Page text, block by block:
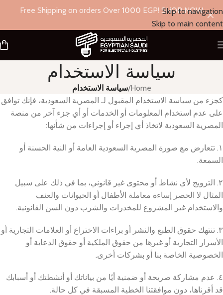
Skip to navigation
Skip to main content
Free Shipping on orders Over 1000 EGP! SHOP NOW
سياسة الاستخدام
Home
/سياسة الاستخدام
كجزء من سياسة الاستخدام المقبول لـ المصرية السعودية، فإنك توافق
على عدم استخدام المعلومات أو الخدمات أو أي جزء آخر من منصة
المصرية السعودية لاتخاذ أي إجراء أو إجراءات من شأنها:
١. تتعارض مع صورة المصرية السعودية العامة أو النية الحسنة أو
السمعة.
٢. الترويج لأي نشاط أو محتوى غير قانوني، بما في ذلك على سبيل
المثال لا الحصر إساءة معاملة الأطفال أو الحيوانات والعنف
والاستخدام غير المشروع للمخدرات والشرب دون السن القانونية.
٣. تنتهك حقوق الطبع والنشر أو براءات الاختراع أو العلامات التجارية أو
الأسرار التجارية أو غيرها من حقوق الملكية أو حقوق الدعاية أو
الخصوصية الخاصة بنا أو بشركات أخرى.
٤. عدم مشاركة صريحة أو ضمنية أيًا من بياناتك أو أنشطتك أو أسبابك
قد أقرناها، دون موافقتنا الخطية المسبقة في كل حالة.